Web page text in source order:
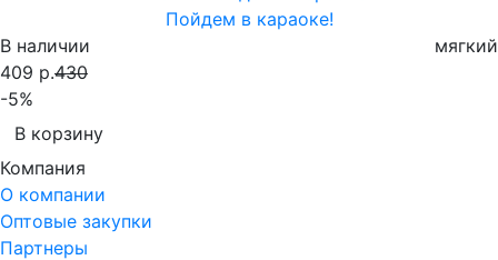
Пойдем в караоке!
В наличии
мягкий
409 р.430
-5%
В корзину
Компания
О компании
Оптовые закупки
Партнеры